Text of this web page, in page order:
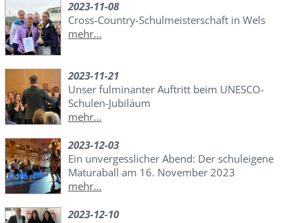
2023-11-08
Cross-Country-Schulmeisterschaft in Wels
mehr...
2023-11-21
Unser fulminanter Auftritt beim UNESCO-
Schulen-Jubiläum
mehr...
2023-12-03
Ein unvergesslicher Abend: Der schuleigene
Maturaball am 16. November 2023
mehr...
2023-12-10